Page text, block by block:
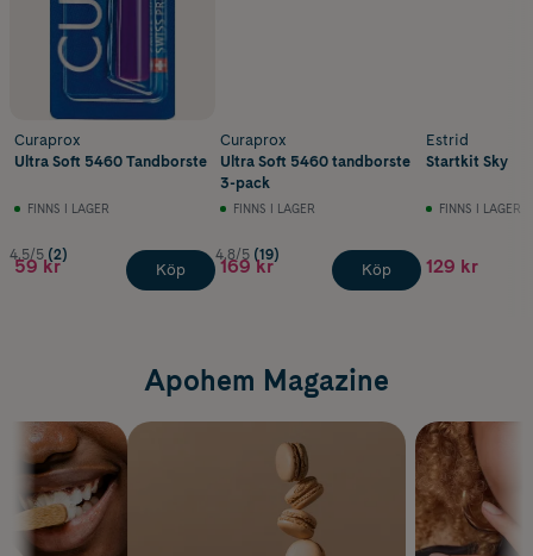
Curaprox
Ultra Soft 5460 Tandborste
FINNS I LAGER
4.5/5 (2)
59 kr Köp
Curaprox
Ultra Soft 5460 tandborste
3-pack
FINNS I LAGER
4.8/5 (19)
169 kr Köp
Estrid
Startkit Sky
FINNS I LAGER
129 kr
Apohem Magazine